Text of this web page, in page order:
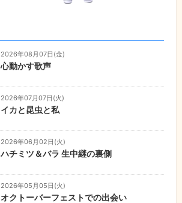
2026年08月07日(金)
心動かす歌声
2026年07月07日(火)
イカと昆虫と私
2026年06月02日(火)
ハチミツ＆バラ 生中継の裏側
2026年05月05日(火)
オクトーバーフェストでの出会い